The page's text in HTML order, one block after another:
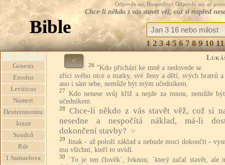
Odpověz mi, Hospodine! Odpověz mi, ať
Chce-li někdo z vás stavět věž, což si napřed
Bible
1 2 3 4 5 6 7 8 9 10 11
Genesis
Exodus
Leviticus
Numeri
Deuteronomiu
Jozue
Soudců
Rút
1 Samuelova
<
26 "Kdo přichází ke mně a nedovede se
zříci svého otce a matky, své ženy a dětí, svých bratrů a
ano i sám sebe, nemůže být mým učedníkem.
27
Kdo nenese svůj kříž a nejde za mnou, nemůže
učedníkem.
28
Chce-li někdo z vás stavět věž, což si
nesedne a nespočítá náklad, má-li
dokončení stavby?
☆
29 Jinak - až položí základ a nebude moci dokončit -
mu všichni, kteří to uvidí.
30
`To je ten člověk´, řeknou, `který začal stavět, ale